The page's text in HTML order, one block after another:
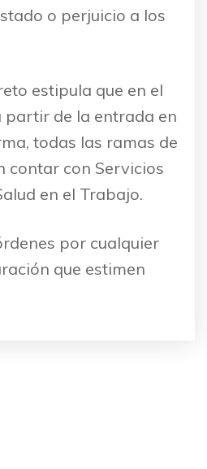
o perjuicio a los
estipula que en el
partir de la entrada en
todas las ramas de
contar con Servicios
en el Trabajo.
por cualquier
que estimen